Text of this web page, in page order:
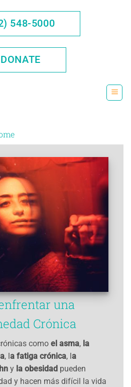
548-5000
DONATE
una
Crónica
como el asma, la
, l a fatiga crónica, l a
y la obesidad pueden
y hacen más difícil la vida